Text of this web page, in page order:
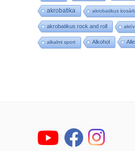
akrobatika akrobatikus
akrobatikus rock and roll
alkalmi sport Alkohol